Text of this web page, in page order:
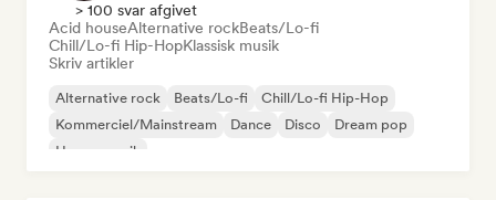
> 100 svar afgivet
Acid houseAlternative rockBeats/Lo-fi
Chill/Lo-fi Hip-HopKlassisk musik
Skriv artikler
Alternative rock Beats/Lo-fi
Chill/Lo-fi Hip-Hop
Kommerciel/Mainstream
Dance Disco
Dream pop
House-musik